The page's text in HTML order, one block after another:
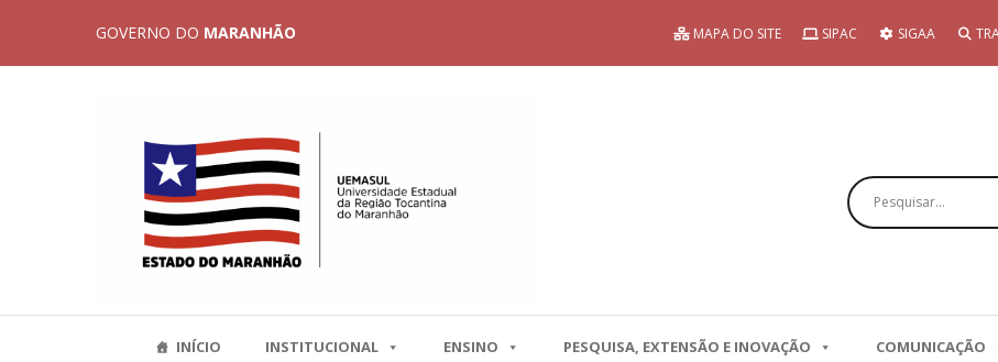
GOVERNO DO MARANHÃO MAPA DO SITE SIPAC SIGAA
Pesquisar
INÍCIO INSTITUCIONAL ENSINO PESQUISA, EXTENSÃO E INOVAÇÃO COMUNICAÇÃO